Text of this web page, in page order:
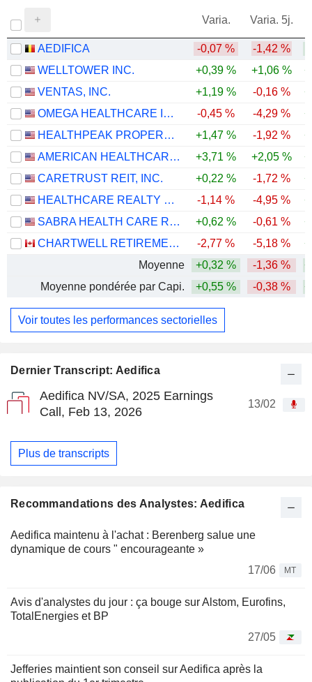
Dernier Transcript: Aedifica
Aedifica NV/SA, 2025 Earnings
Call, Feb 13, 2026
13/02
Plus de transcripts
Recommandations des Analystes: Aedifica
Aedifica maintenu à l'achat : Berenberg salue une
dynamique de cours " encourageante »
17/06
MT
Avis d'analystes du jour : ça bouge sur Alstom, Eurofins,
TotalEnergies et BP
27/05
Jefferies maintient son conseil sur Aedifica après la
Varia. Varia. 5j.
AEDIFICA -0,07 % -1,42 %
WELLTOWER INC.
+0,39 % +1,06 %
VENTAS, INC.
+1,19 % -0,16 %
OMEGA HEALTHCARE INVESTORS, INC.
-0,45 % -4,29 %
HEALTHPEAK PROPERTIES, INC.
+1,47 % -1,92 %
AMERICAN HEALTHCARE REIT, INC.
+3,71 % +2,05 %
CARETRUST REIT, INC.
+0,22 % -1,72 %
HEALTHCARE REALTY TRUST INCORPORATED
-1,14 % -4,95 %
SABRA HEALTH CARE REIT, INC.
+0,62 % -0,61 %
CHARTWELL RETIREMENT RESIDENCES
-2,77 % -5,18 %
Moyenne
+0,32 % -1,36 %
Moyenne pondérée par Capi.
+0,55 % -0,38 %
Voir toutes les performances sectorielles